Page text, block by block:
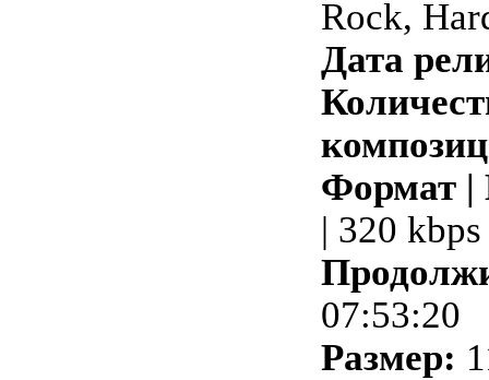
Rock,
Дата
Формат |
| 320 kbps
07:53:20
Размер: